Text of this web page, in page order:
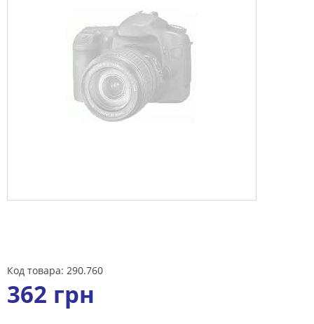
Код товара: 290.760
362 грн